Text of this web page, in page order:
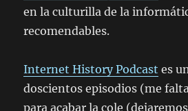
en la culturilla de la
recomendables.
Internet History Podcast es
doscientos episodios (me
para acabar la cole